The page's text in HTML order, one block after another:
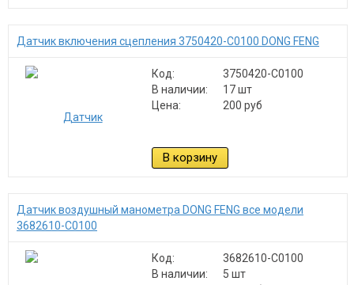
Датчик включения сцепления 3750420-C0100 DONG FENG
Код:
3750420-C0100
В наличии:
17 шт
Цена:
200 руб
В корзину
Датчик воздушный манометра DONG FENG все модели
3682610-C0100
Код:
3682610-C0100
В наличии:
5 шт